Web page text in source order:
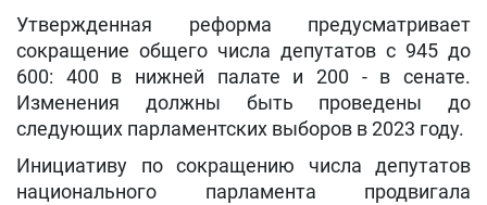
Утвержденная реформа предусматривает
сокращение общего числа депутатов с 945 до
600: 400 в нижней палате и 200 - в сенате.
Изменения должны быть проведены до
следующих парламентских выборов в 2023 году.
Инициативу по сокращению числа депутатов
национального парламента продвигала